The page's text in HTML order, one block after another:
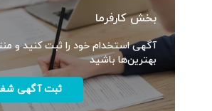
بخش کارفرما
آگهی استخدام خود را ثبت کنید و
بهترین‌ها باشید
ثبت آگهی